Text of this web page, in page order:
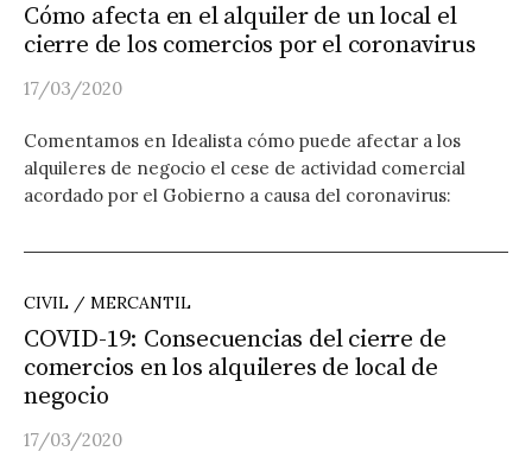
Cómo afecta en el alquiler de un local el
cierre de los comercios por el coronavirus
17/03/2020
Comentamos en Idealista cómo puede afectar a los
alquileres de negocio el cese de actividad comercial
acordado por el Gobierno a causa del coronavirus:
CIVIL / MERCANTIL
COVID-19: Consecuencias del cierre de
comercios en los alquileres de local de
negocio
17/03/2020